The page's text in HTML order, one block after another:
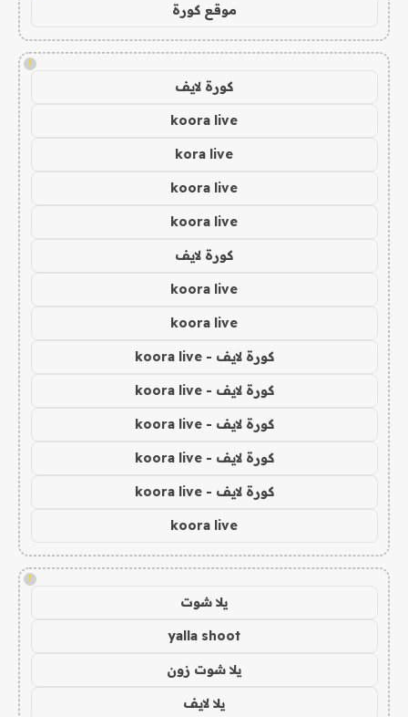
موقع كورة
!
كورة لايف
koora live
kora live
koora live
koora live
كورة لايف
koora live
koora live
كورة لايف - koora live
كورة لايف - koora live
كورة لايف - koora live
كورة لايف - koora live
كورة لايف - koora live
koora live
!
يلا شوت
yalla shoot
يلا شوت زون
يلا لايف